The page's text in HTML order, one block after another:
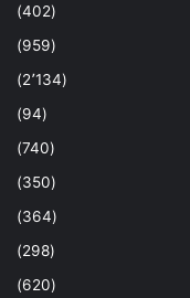
(402)
(959)
(2٬134)
(94)
(740)
(350)
(364)
(298)
(620)